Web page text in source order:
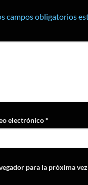
campos obligatorios
electrónico*
para la próxima